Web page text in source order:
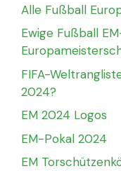
Alle Fußball
Ewige Fußball
FIFA-
2024?
EM 2024 Logos
EM-Pokal 2024
EM